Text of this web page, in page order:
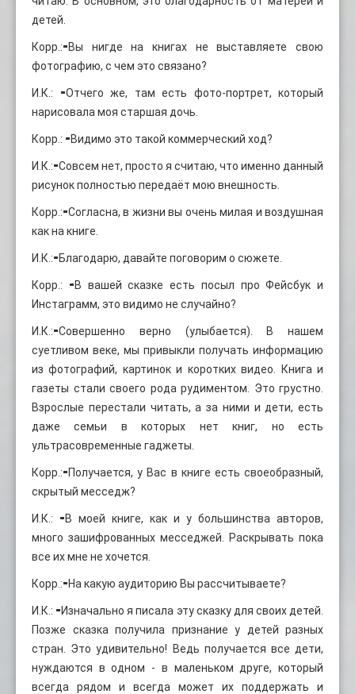
детей.
Корр.:⁃Вы нигде на книгах не выставляете свою
фотографию, с чем это связано?
И.К.: ⁃Отчего же, там есть фото-портрет, который
нарисовала моя старшая дочь.
Корр.: ⁃Видимо это такой коммерческий ход?
И.К.:⁃Совсем нет, просто я считаю, что именно данный
рисунок полностью передаёт мою внешность.
Корр.:⁃Согласна, в жизни вы очень милая и воздушная
как на книге.
И.К.:⁃Благодарю, давайте поговорим о сюжете.
Корр.: ⁃В вашей сказке есть посыл про Фейсбук и
Инстаграмм, это видимо не случайно?
И.К.:⁃Совершенно верно (улыбается). В нашем
суетливом веке, мы привыкли получать информацию
из фотографий, картинок и коротких видео. Книга и
газеты стали своего рода рудиментом. Это грустно.
Взрослые перестали читать, а за ними и дети, есть
даже семьи в которых нет книг, но есть
ультрасовременные гаджеты.
Корр.:⁃Получается, у Вас в книге есть своеобразный,
скрытый месседж?
И.К.: ⁃В моей книге, как и у большинства авторов,
много зашифрованных месседжей. Раскрывать пока
все их мне не хочется.
Корр.:⁃На какую аудиторию Вы рассчитываете?
И.К.: ⁃Изначально я писала эту сказку для своих детей.
Позже сказка получила признание у детей разных
стран. Это удивительно! Ведь получается все дети,
нуждаются в одном - в маленьком друге, который
всегда рядом и всегда может их поддержать и